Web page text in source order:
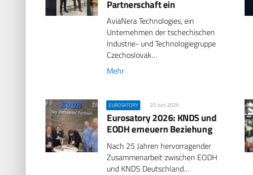
Partnerschaft ein
AviaNera Technologies, ein
Unternehmen der tschechischen
Industrie- und Technologiegruppe
Czechoslovak…
Mehr
EUROSATORY 20. Juni 2026
Eurosatory 2026: KNDS und
EODH erneuern Beziehung
Nach 25 Jahren hervorragender
Zusammenarbeit zwischen EODH
und KNDS Deutschland…